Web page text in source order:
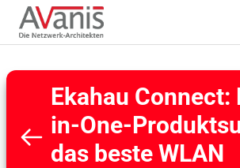
Ekahau Connect:
in-One-
das beste WLAN